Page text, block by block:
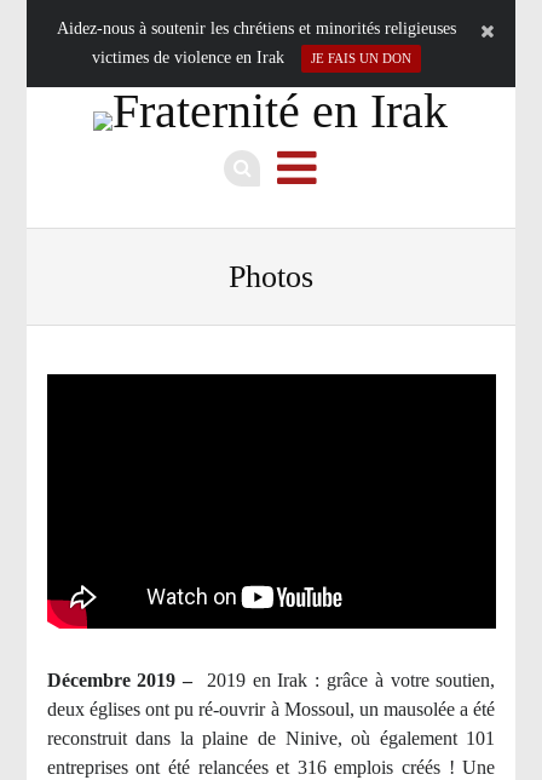
Aidez-nous à soutenir les chrétiens et minorités religieuses
victimes de violence en Irak
JE FAIS UN DON
Photos
Décembre 2019 – 2019 en Irak : grâce à votre soutien,
deux églises ont pu ré-ouvrir à Mossoul, un mausolée a été
reconstruit dans la plaine de Ninive, où également 101
entreprises ont été relancées et 316 emplois créés ! Une